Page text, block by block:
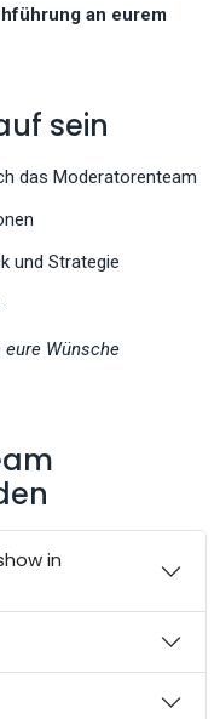
an eurem
sein
das Moderatorenteam
und Strategie
Wünsche
in